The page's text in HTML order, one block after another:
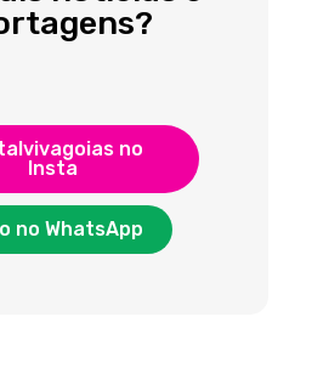
no
Insta
no WhatsApp